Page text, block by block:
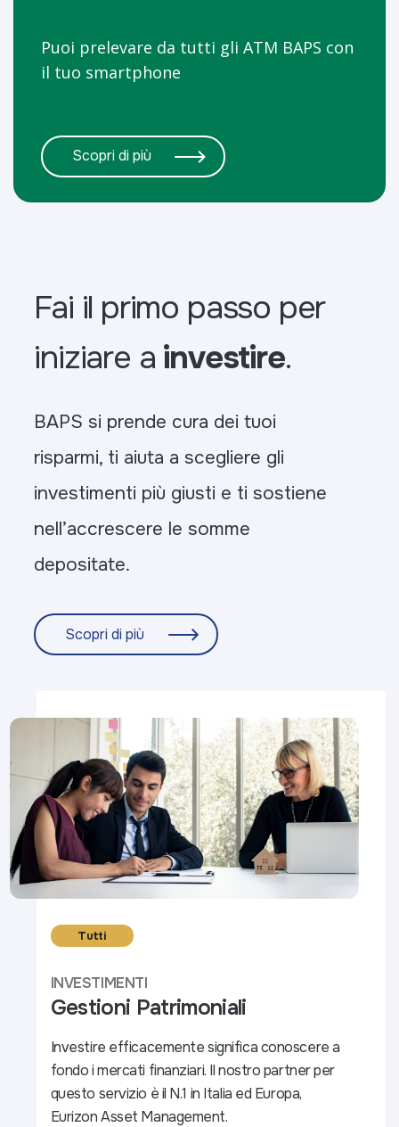
Puoi prelevare da tutti gli ATM BAPS con
il tuo smartphone
Scopri di più
Fai il primo passo per
iniziare a investire.
BAPS si prende cura dei tuoi
risparmi, ti aiuta a scegliere gli
investimenti più giusti e ti sostiene
nell’accrescere le somme
depositate.
Scopri di più
Tutti
INVESTIMENTI
Gestioni Patrimoniali
Investire efficacemente significa conoscere a
fondo i mercati finanziari. Il nostro partner per
questo servizio è il N.1 in Italia ed Europa,
Eurizon Asset Management.